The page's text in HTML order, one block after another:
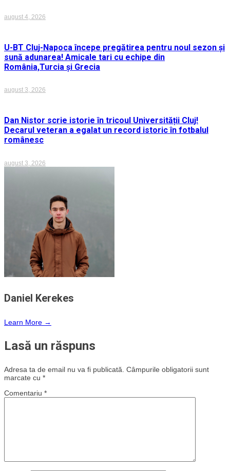
august 4, 2026
U-BT Cluj-Napoca începe pregătirea pentru noul sezon și
sună adunarea! Amicale tari cu echipe din
România,Turcia și Grecia
august 3, 2026
Dan Nistor scrie istorie în tricoul Universității Cluj!
Decarul veteran a egalat un record istoric în fotbalul
românesc
august 3, 2026
Daniel Kerekes
Learn More →
Lasă un răspuns
Adresa ta de email nu va fi publicată. Câmpurile obligatorii sunt
marcate cu *
Comentariu *